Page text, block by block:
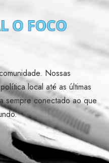
Nossas
local até as últimas
sempre conectado ao que